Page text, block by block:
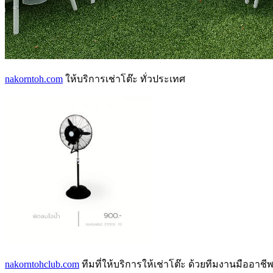
nakorntoh.com ให้บริการเช่าโต๊ะ ทั่วประเทศ
nakorntohclub.com ทีมที่ให้บริการให้เช่าโต๊ะ ด้วยทีมงานมืออาชีพ